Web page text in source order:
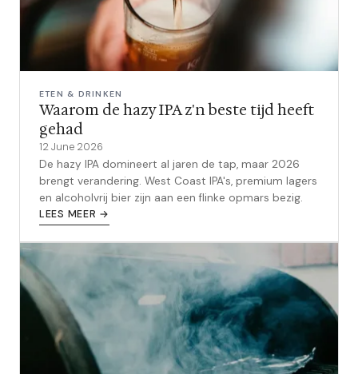
ETEN & DRINKEN
Waarom de hazy IPA z'n beste tijd heeft
gehad
12 June 2026
De hazy IPA domineert al jaren de tap, maar 2026
brengt verandering. West Coast IPA's, premium lagers
en alcoholvrij bier zijn aan een flinke opmars bezig.
LEES MEER →